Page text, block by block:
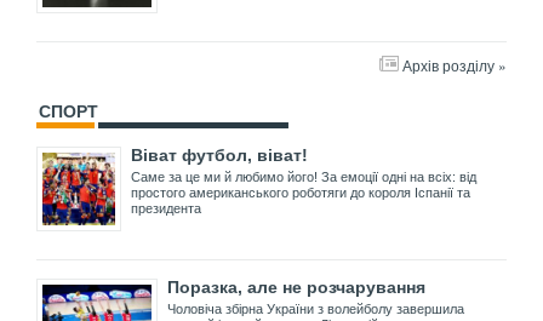
Архів розділу »
СПОРТ
Віват футбол, віват!
Саме за це ми й любимо його! За емоції одні на всіх: від
простого американського роботяги до короля Іспанії та
президента
Поразка, але не розчарування
Чоловіча збірна України з волейболу завершила